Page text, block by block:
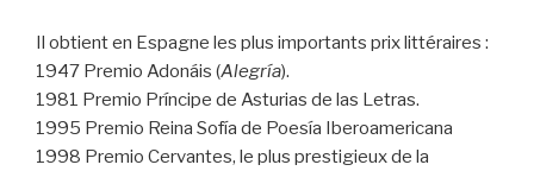
Il obtient en Espagne les plus importants prix littéraires :
1947 Premio Adonáis (Alegría).
1981 Premio Príncipe de Asturias de las Letras.
1995 Premio Reina Sofía de Poesía Iberoamericana
1998 Premio Cervantes, le plus prestigieux de la